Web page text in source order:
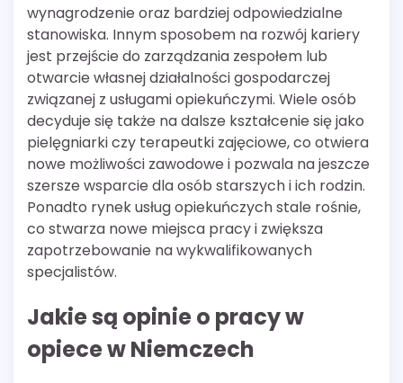
wynagrodzenie oraz bardziej odpowiedzialne
stanowiska. Innym sposobem na rozwój kariery
jest przejście do zarządzania zespołem lub
otwarcie własnej działalności gospodarczej
związanej z usługami opiekuńczymi. Wiele osób
decyduje się także na dalsze kształcenie się jako
pielęgniarki czy terapeutki zajęciowe, co otwiera
nowe możliwości zawodowe i pozwala na jeszcze
szersze wsparcie dla osób starszych i ich rodzin.
Ponadto rynek usług opiekuńczych stale rośnie,
co stwarza nowe miejsca pracy i zwiększa
zapotrzebowanie na wykwalifikowanych
specjalistów.
Jakie są opinie o pracy w
opiece w Niemczech